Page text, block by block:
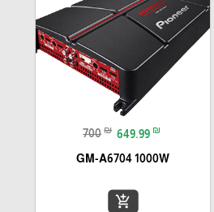
700 ₪ 649.99 ₪
GM-A6704 1000W
add_shopping_cart